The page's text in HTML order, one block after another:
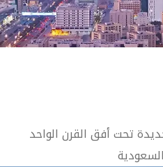
تحت أفق القرن الواحد